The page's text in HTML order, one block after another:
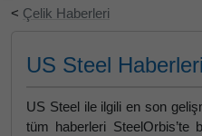
< Çelik Haberleri
US Steel Haberleri
US Steel ile ilgili en son
tüm haberleri SteelOrbis’te